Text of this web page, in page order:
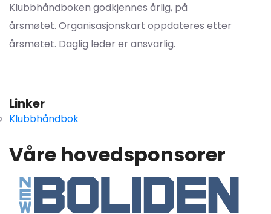
Klubbhåndboken godkjennes årlig, på
årsmøtet. Organisasjonskart oppdateres etter
årsmøtet. Daglig leder er ansvarlig.
Linker
Klubbhåndbok
Våre hovedsponsorer